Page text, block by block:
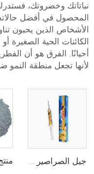
نباتاتك وخضروتك،
المحصول في أفضل
الأشخاص الذين يحبون
الكائنات الحية الصغيرة
أحيانًا. الفرق هو أن
لأنها تجعل منطقة النمو
جيل الصراصير 2.5% إيميداكولبريد جيل الصراصير الطعم 2.5% إيميداكولبريد الجيل عالي الجودة